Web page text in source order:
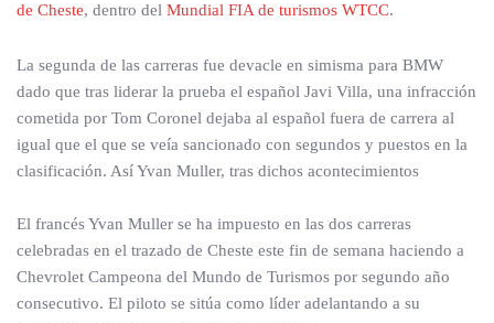
de Cheste, dentro del Mundial FIA de turismos WTCC.
La segunda de las carreras fue devacle en simisma para BMW
dado que tras liderar la prueba el español Javi Villa, una infracción
cometida por Tom Coronel dejaba al español fuera de carrera al
igual que el que se veía sancionado con segundos y puestos en la
clasificación. Así Yvan Muller, tras dichos acontecimientos
El francés Yvan Muller se ha impuesto en las dos carreras
celebradas en el trazado de Cheste este fin de semana haciendo a
Chevrolet Campeona del Mundo de Turismos por segundo año
consecutivo. El piloto se sitúa como líder adelantando a su